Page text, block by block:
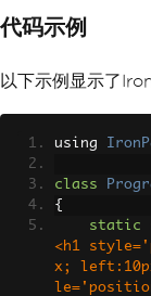
代码示例
以下示例显示了
using
class
{
static
<h1
x;